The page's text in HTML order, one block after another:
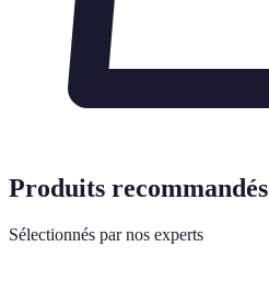
Produits recommandés
Sélectionnés par nos experts